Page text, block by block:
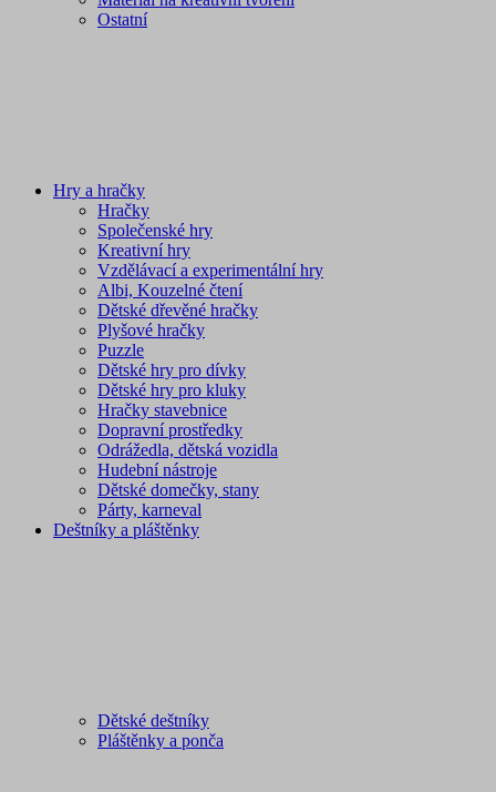
Ostatní
Hry a hračky
Hračky
Společenské hry
Kreativní hry
Vzdělávací a experimentální hry
Albi, Kouzelné čtení
Dětské dřevěné hračky
Plyšové hračky
Puzzle
Dětské hry pro dívky
Dětské hry pro kluky
Hračky stavebnice
Dopravní prostředky
Odrážedla, dětská vozidla
Hudební nástroje
Dětské domečky, stany
Párty, karneval
Deštníky a pláštěnky
Dětské deštníky
Pláštěnky a ponča